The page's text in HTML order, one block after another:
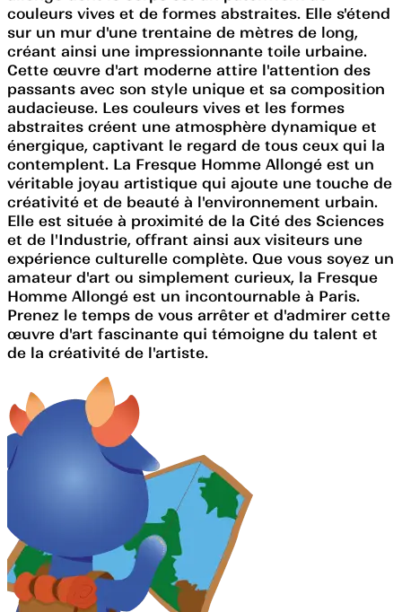
couleurs vives et de formes abstraites. Elle s'étend
sur un mur d'une trentaine de mètres de long,
créant ainsi une impressionnante toile urbaine.
Cette œuvre d'art moderne attire l'attention des
passants avec son style unique et sa composition
audacieuse. Les couleurs vives et les formes
abstraites créent une atmosphère dynamique et
énergique, captivant le regard de tous ceux qui la
contemplent. La Fresque Homme Allongé est un
véritable joyau artistique qui ajoute une touche de
créativité et de beauté à l'environnement urbain.
Elle est située à proximité de la Cité des Sciences
et de l'Industrie, offrant ainsi aux visiteurs une
expérience culturelle complète. Que vous soyez un
amateur d'art ou simplement curieux, la Fresque
Homme Allongé est un incontournable à Paris.
Prenez le temps de vous arrêter et d'admirer cette
œuvre d'art fascinante qui témoigne du talent et
de la créativité de l'artiste.